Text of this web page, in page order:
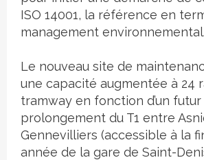
ISO 14001, la référence en
management environnemental.
Le nouveau site de
une capacité augmentée à 24
tramway en fonction d’un futur
prolongement du T1 entre
Gennevilliers (accessible à la
année de la gare de Saint-